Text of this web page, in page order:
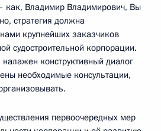
как, Владимир Владимирович, Вы
стратегия должна
крупнейших заказчиков
судостроительной корпорации.
конструктивный диалог
необходимые консультации,
первоочередных мер